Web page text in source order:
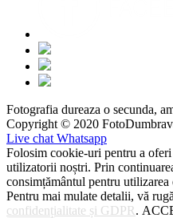
Fotografia dureaza o secunda,
Copyright © 2020
Live chat Whatsapp
Folosim cookie-uri pentru a
utilizatorii noștri. Prin
consimțământul pentru
Pentru mai mulate detalii, vă
confidențialitate și GDPR.